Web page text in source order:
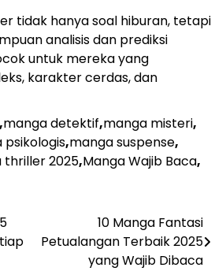
tidak hanya soal hiburan, tetapi
analisis dan prediksi
untuk mereka yang
karakter cerdas, dan
,manga detektif,manga misteri,
psikologis,manga suspense,
thriller 2025,Manga Wajib Baca,
10 Manga Fantasi
Petualangan Terbaik 2025
yang Wajib Dibaca